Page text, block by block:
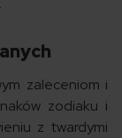
zaleceniom i
zodiaku i
z twardymi